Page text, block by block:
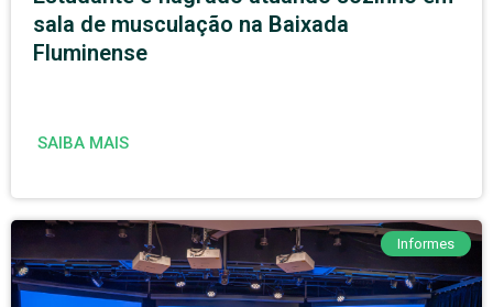
sala de musculação na Baixada
Fluminense
SAIBA MAIS
Informes